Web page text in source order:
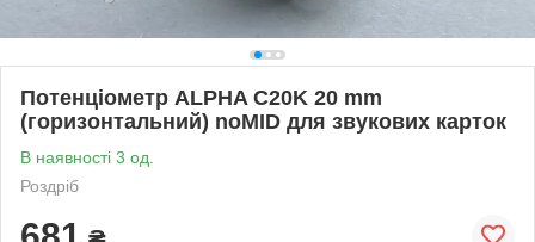
Потенціометр ALPHA C20K 20 mm
(горизонтальний) noMID для звукових карток
В наявності 3 од.
Роздріб